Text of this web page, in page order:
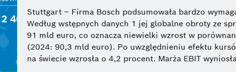
Stuttgart – Firma Bosch podsumowała bardzo
Według wstępnych danych 1 jej globalne obroty ze
91 mld euro, co oznacza niewielki wzrost w
(2024: 90,3 mld euro). Po uwzględnieniu efektu
na świecie wzrosła o 4,2 procent. Marża EBIT